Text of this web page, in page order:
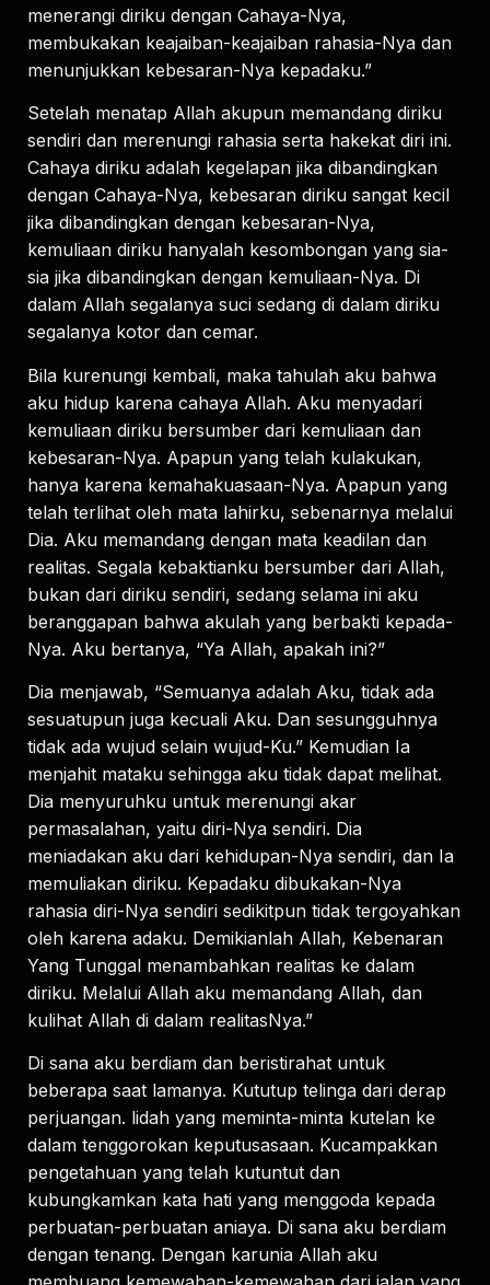
menerangi diriku dengan Cahaya-Nya,
membukakan keajaiban-keajaiban rahasia-Nya dan
menunjukkan kebesaran-Nya kepadaku.”
Setelah menatap Allah akupun memandang diriku
sendiri dan merenungi rahasia serta hakekat diri ini.
Cahaya diriku adalah kegelapan jika dibandingkan
dengan Cahaya-Nya, kebesaran diriku sangat kecil
jika dibandingkan dengan kebesaran-Nya,
kemuliaan diriku hanyalah kesombongan yang sia-
sia jika dibandingkan dengan kemuliaan-Nya. Di
dalam Allah segalanya suci sedang di dalam diriku
segalanya kotor dan cemar.
Bila kurenungi kembali, maka tahulah aku bahwa
aku hidup karena cahaya Allah. Aku menyadari
kemuliaan diriku bersumber dari kemuliaan dan
kebesaran-Nya. Apapun yang telah kulakukan,
hanya karena kemahakuasaan-Nya. Apapun yang
telah terlihat oleh mata lahirku, sebenarnya melalui
Dia. Aku memandang dengan mata keadilan dan
realitas. Segala kebaktianku bersumber dari Allah,
bukan dari diriku sendiri, sedang selama ini aku
beranggapan bahwa akulah yang berbakti kepada-
Nya. Aku bertanya, “Ya Allah, apakah ini?”
Dia menjawab, “Semuanya adalah Aku, tidak ada
sesuatupun juga kecuali Aku. Dan sesungguhnya
tidak ada wujud selain wujud-Ku.” Kemudian Ia
menjahit mataku sehingga aku tidak dapat melihat.
Dia menyuruhku untuk merenungi akar
permasalahan, yaitu diri-Nya sendiri. Dia
meniadakan aku dari kehidupan-Nya sendiri, dan Ia
memuliakan diriku. Kepadaku dibukakan-Nya
rahasia diri-Nya sendiri sedikitpun tidak tergoyahkan
oleh karena adaku. Demikianlah Allah, Kebenaran
Yang Tunggal menambahkan realitas ke dalam
diriku. Melalui Allah aku memandang Allah, dan
kulihat Allah di dalam realitasNya.”
Di sana aku berdiam dan beristirahat untuk
beberapa saat lamanya. Kututup telinga dari derap
perjuangan. lidah yang meminta-minta kutelan ke
dalam tenggorokan keputusasaan. Kucampakkan
pengetahuan yang telah kutuntut dan
kubungkamkan kata hati yang menggoda kepada
perbuatan-perbuatan aniaya. Di sana aku berdiam
dengan tenang. Dengan karunia Allah aku